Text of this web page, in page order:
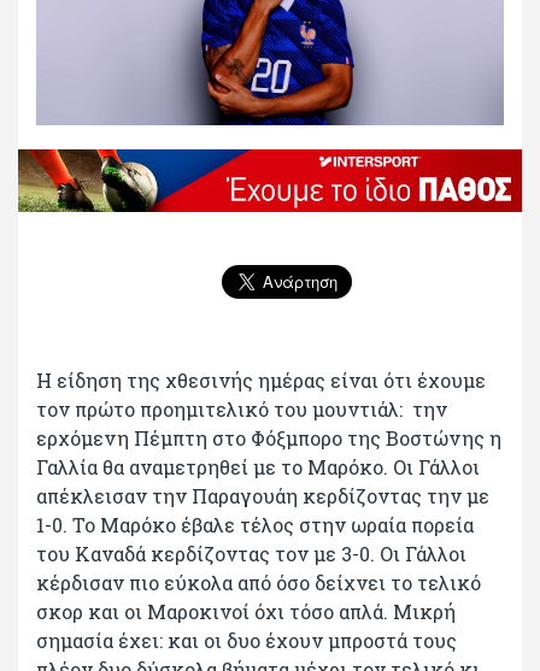
Η είδηση της χθεσινής ημέρας είναι ότι έχουμε
τον πρώτο προημιτελικό του μουντιάλ: την
ερχόμενη Πέμπτη στο Φόξμπορο της Βοστώνης η
Γαλλία θα αναμετρηθεί με το Μαρόκο. Οι Γάλλοι
απέκλεισαν την Παραγουάη κερδίζοντας την με
1-0. Το Μαρόκο έβαλε τέλος στην ωραία πορεία
του Καναδά κερδίζοντας τον με 3-0. Οι Γάλλοι
κέρδισαν πιο εύκολα από όσο δείχνει το τελικό
σκορ και οι Μαροκινοί όχι τόσο απλά. Μικρή
σημασία έχει: και οι δυο έχουν μπροστά τους